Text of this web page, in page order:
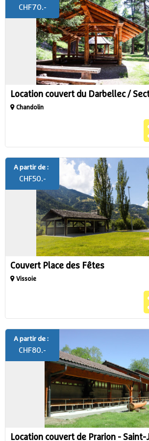
Location couvert du Darbellec /
Chandolin
CHF70.-
Couvert Place des Fêtes
Vissoie
A partir de :
CHF50.-
Location couvert de Prarion - Saint-
A partir de :
CHF80.-